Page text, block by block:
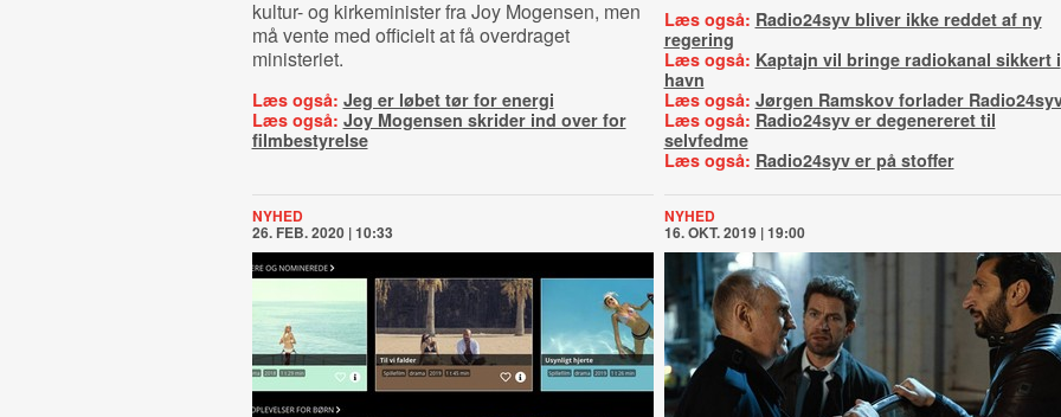
kultur- og kirkeminister fra Joy Mogensen, men
må vente med officielt at få overdraget
ministeriet.
Læs også: Jeg er løbet tør for energi
Læs også: Joy Mogensen skrider ind over for
filmbestyrelse
Læs også: Radio24syv bliver ikke reddet af ny
regering
Læs også: Kaptajn vil bringe radiokanal sikkert i
havn
Læs også: Jørgen Ramskov forlader
Læs også: Radio24syv er degenereret til
selvfedme
Læs også: Radio24syv er på stoffer
NYHED
26. FEB. 2020 | 10:33
NYHED
16. OKT. 2019 | 19:00